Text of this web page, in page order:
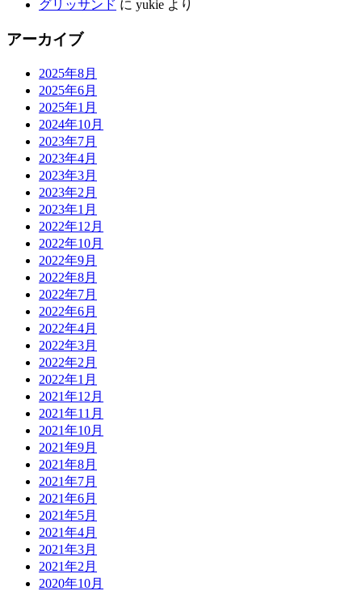
グリッサンド に yukie より
アーカイブ
2025年8月
2025年6月
2025年1月
2024年10月
2023年7月
2023年4月
2023年3月
2023年2月
2023年1月
2022年12月
2022年10月
2022年9月
2022年8月
2022年7月
2022年6月
2022年4月
2022年3月
2022年2月
2022年1月
2021年12月
2021年11月
2021年10月
2021年9月
2021年8月
2021年7月
2021年6月
2021年5月
2021年4月
2021年3月
2021年2月
2020年10月